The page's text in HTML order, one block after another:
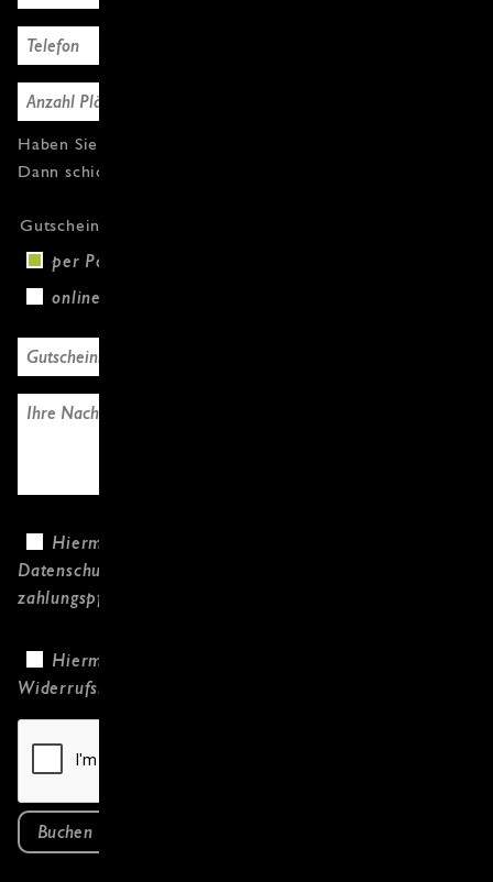
Haben Sie Fragen oder weitere Gutscheine?
Dann schicken Sie uns einfach eine Nachricht.
Gutscheinversand
per Post (+3,00 €)
online
Hiermit bestätige ich, dass ich die
Datenschutzerklärung
zahlungspflichtig bestelle.
Hiermit bestätige ich, dass ich die
Widerrufsbelehrung
Buchen